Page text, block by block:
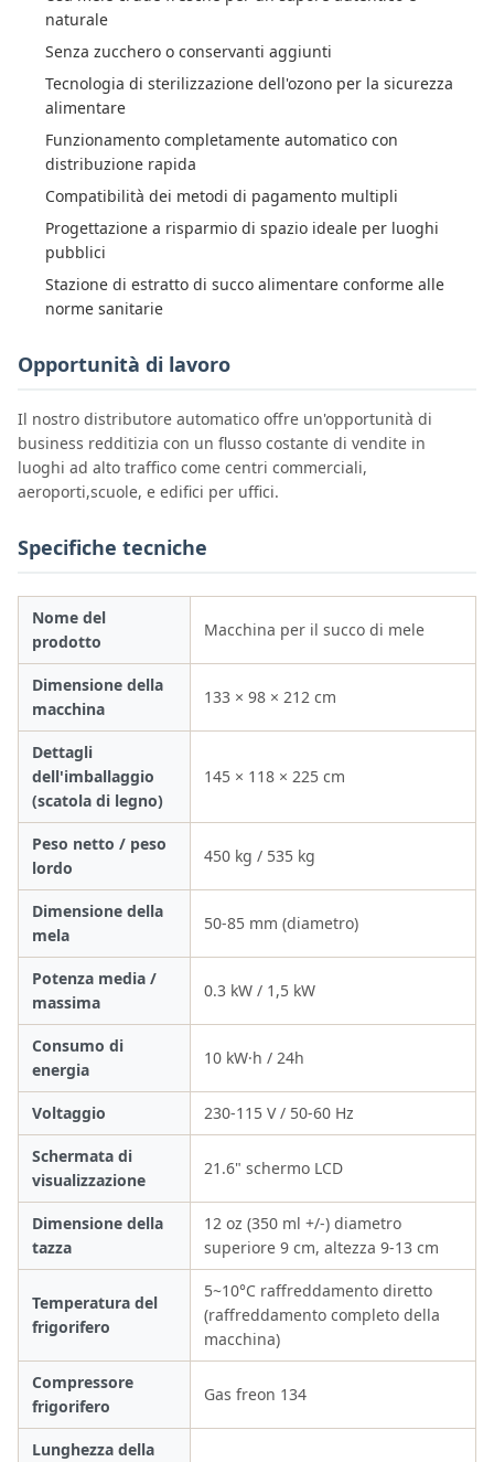
naturale
Senza zucchero o conservanti aggiunti
Tecnologia di sterilizzazione dell'ozono per la sicurezza
alimentare
Funzionamento completamente automatico con
distribuzione rapida
Compatibilità dei metodi di pagamento multipli
Progettazione a risparmio di spazio ideale per luoghi
pubblici
Stazione di estratto di succo alimentare conforme alle
norme sanitarie
Opportunità di lavoro
Il nostro distributore automatico offre un'opportunità di
business redditizia con un flusso costante di vendite in
luoghi ad alto traffico come centri commerciali,
aeroporti,scuole, e edifici per uffici.
Specifiche tecniche
Nome del
prodotto
Macchina per il succo di mele
Dimensione della
macchina
133 × 98 × 212 cm
Dettagli
dell'imballaggio
(scatola di legno)
145 × 118 × 225 cm
Peso netto / peso
lordo
450 kg / 535 kg
Dimensione della
mela
50-85 mm (diametro)
Potenza media /
massima
0.3 kW / 1,5 kW
Consumo di
energia
10 kW·h / 24h
Voltaggio 230-115 V / 50-60 Hz
Schermata di
visualizzazione
21.6" schermo LCD
Dimensione della
tazza
12 oz (350 ml +/-) diametro
superiore 9 cm, altezza 9-13 cm
Temperatura del
frigorifero
5~10°C raffreddamento diretto
(raffreddamento completo della
macchina)
Compressore
frigorifero
Gas freon 134
Lunghezza della